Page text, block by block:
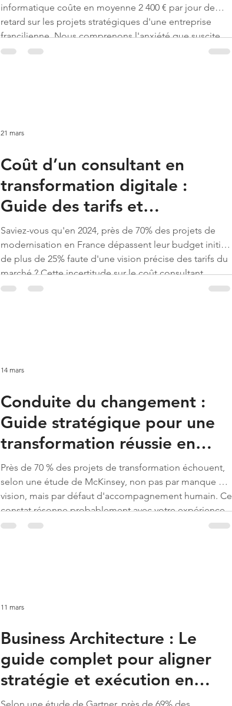
informatique coûte en moyenne 2 400 € par jour de
retard sur les projets stratégiques d'une entreprise
francilienne. Nous comprenons l'anxiété que suscite
cette rupture de gouvernance, particulièrement quand
21 mars
Coût d’un consultant en
transformation digitale :
Guide des tarifs et
investissement stratégique
2026
Saviez-vous qu'en 2024, près de 70% des projets de
modernisation en France dépassent leur budget initial
de plus de 25% faute d'une vision précise des tarifs du
marché ? Cette incertitude sur le coût consultant
transformation digitale freine souvent des décisions
14 mars
Conduite du changement :
Guide stratégique pour une
transformation réussie en
2026
Près de 70 % des projets de transformation échouent,
selon une étude de McKinsey, non pas par manque de
vision, mais par défaut d'accompagnement humain. Ce
constat résonne probablement avec votre expérience
de dirigeant : le décalage entre la stratégie définie et
11 mars
Business Architecture : Le
guide complet pour aligner
stratégie et exécution en
2026